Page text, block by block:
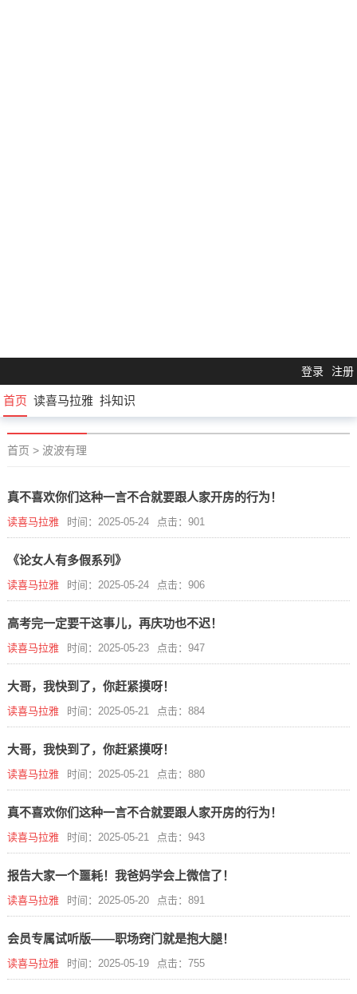
登录 注册
首页 读喜马拉雅 抖知识
首页 > 波波有理
真不喜欢你们这种一言不合就要跟人家开房的行为！
读喜马拉雅 时间：2025-05-24 点击：901
《论女人有多假系列》
读喜马拉雅 时间：2025-05-24 点击：906
高考完一定要干这事儿，再庆功也不迟！
读喜马拉雅 时间：2025-05-23 点击：947
大哥，我快到了，你赶紧摸呀！
读喜马拉雅 时间：2025-05-21 点击：884
大哥，我快到了，你赶紧摸呀！
读喜马拉雅 时间：2025-05-21 点击：880
真不喜欢你们这种一言不合就要跟人家开房的行为！
读喜马拉雅 时间：2025-05-21 点击：943
报告大家一个噩耗！我爸妈学会上微信了！
读喜马拉雅 时间：2025-05-20 点击：891
会员专属试听版——职场窍门就是抱大腿！
读喜马拉雅 时间：2025-05-19 点击：755